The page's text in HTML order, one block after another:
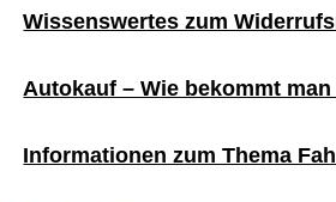
Wissenswertes zum
Autokauf – Wie bekommt
Informationen zum Thema